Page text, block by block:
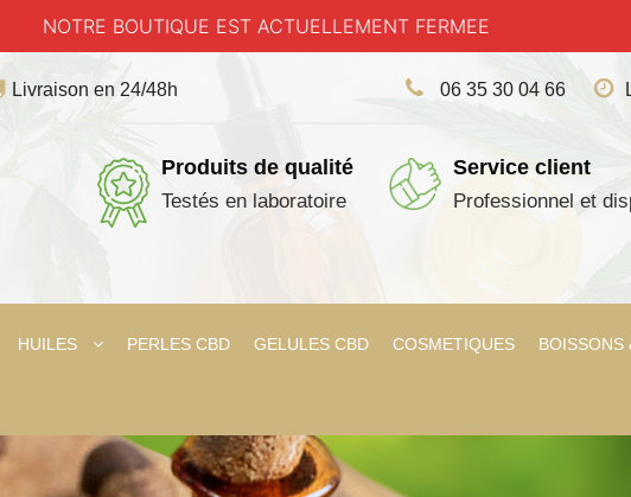
NOTRE BOUTIQUE EST ACTUELLEMENT FERMEE
Livraison en 24/48h 06 35 30 04 66
Produits de qualité
Testés en laboratoire
Service client
Professionnel et
HUILES PERLES CBD GELULES CBD COSMETIQUES BOISSONS